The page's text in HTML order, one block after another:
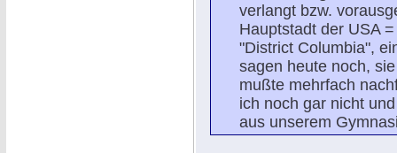
verlangt bzw.
Hauptstadt der USA
"District Columbia",
sagen heute noch,
mußte mehrfach
ich noch gar nicht
aus unserem